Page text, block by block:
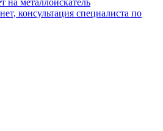
на металлоискатель
консультация специалиста по